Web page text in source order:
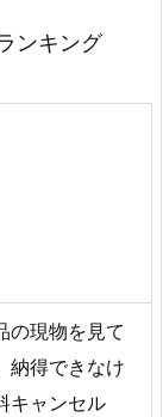
ンキング
の現物を見て
納得できなけ
キャンセル